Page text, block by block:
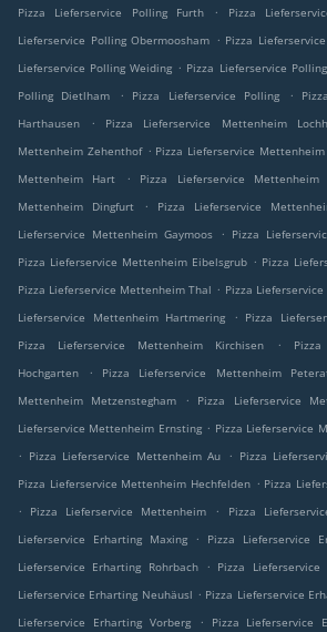
Pizza Lieferservice Polling Furth
. Pizza
Lieferservice Polling Obermoosham . Pizza
Lieferservice Polling Weiding . Pizza Lieferservice
Polling Dietlham
. Pizza Lieferservice Polling .
Harthausen
. Pizza Lieferservice Mettenheim
Mettenheim Zehenthof . Pizza Lieferservice
Mettenheim Hart
. Pizza Lieferservice Mettenheim
Mettenheim Dingfurt
. Pizza Lieferservice
Lieferservice Mettenheim Gaymoos
. Pizza
Pizza Lieferservice Mettenheim Eibelsgrub . Pizza
Pizza Lieferservice Mettenheim Thal . Pizza
Lieferservice Mettenheim Hartmering
. Pizza
Pizza Lieferservice Mettenheim Kirchisen
.
Hochgarten
. Pizza Lieferservice Mettenheim
Mettenheim Metzenstegham
. Pizza Lieferservice
Lieferservice Mettenheim Ernsting . Pizza Lieferservice
. Pizza Lieferservice Mettenheim Au . Pizza
Pizza Lieferservice Mettenheim Hechfelden . Pizza
.
Pizza Lieferservice Mettenheim . Pizza
Lieferservice Erharting Maxing
. Pizza Lieferservice
Lieferservice Erharting Rohrbach
. Pizza
Lieferservice Erharting Neuhäusl . Pizza Lieferservice
Lieferservice Erharting Vorberg
. Pizza Lieferservice